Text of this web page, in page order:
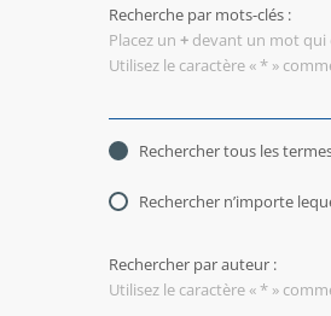
Recherche par mots-clés :
Placez un + devant un mot
Utilisez le caractère « * »
Rechercher tous les
Rechercher n’importe
Rechercher par auteur :
Utilisez le caractère « * »